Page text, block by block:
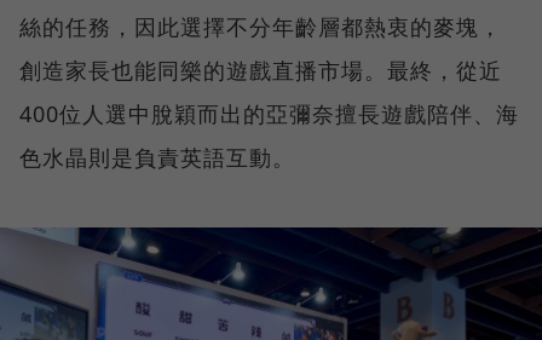
絲的任務，因此選擇不分年齡層都熱衷的麥塊，
創造家長也能同樂的遊戲直播市場。最終，從近
400位人選中脫穎而出的亞彌奈擅長遊戲陪伴、海
色水晶則是負責英語互動。